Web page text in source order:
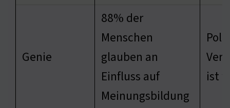
Genie
88% der
Menschen
glauben an
Einfluss auf
Meinungsbildung
ist